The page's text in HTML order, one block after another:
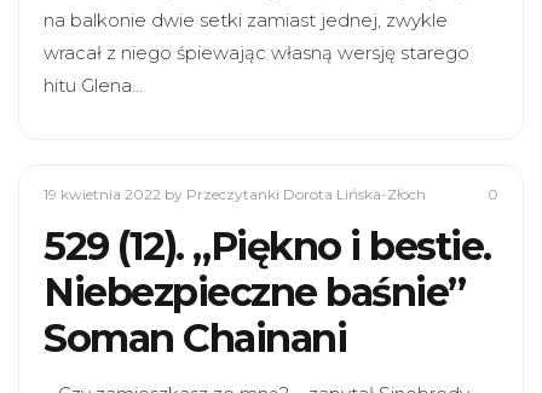
na balkonie dwie setki zamiast jednej, zwykle
wracał z niego śpiewając własną wersję starego
hitu Glena…
19 kwietnia 2022 by Przeczytanki Dorota Lińska-Złoch 0
529 (12). „Piękno i bestie.
Niebezpieczne baśnie”
Soman Chainani